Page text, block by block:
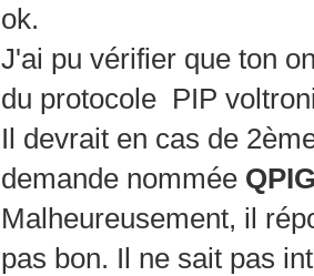
ok.
J'ai pu vérifier que ton
du protocole PIP
Il devrait en cas de
demande nommée
Malheureusement, il
pas bon. Il ne sait pas